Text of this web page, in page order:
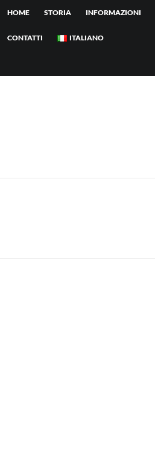
content
HOME STORIA INFORMAZIONI
CONTATTI ITALIANO